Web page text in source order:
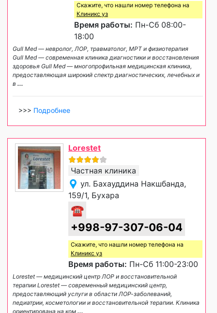
Скажите, что нашли номер телефона на
Клиникс уз
Время работы: Пн-Сб 08:00-
18:00
Gull Med — невролог, ЛОР, травматолог, МРТ и физиотерапия
Gull Med — современная клиника диагностики и восстановления
здоровья Gull Med — многопрофильная медицинская клиника,
предоставляющая широкий спектр диагностических, лечебных и
в ...
>>> Подробнее
Lorestet
Частная клиника
ул. Бахауддина Накшбанда,
159/1, Бухара
☎
+998-97-307-06-04
Скажите, что нашли номер телефона на
Клиникс уз
Время работы: Пн-Сб 11:00-23:00
Lorestet — медицинский центр ЛОР и восстановительной
терапии Lorestet — современный медицинский центр,
предоставляющий услуги в области ЛОР-заболеваний,
педиатрии, косметологии и восстановительной терапии. Клиника
ориентирована на ком ...